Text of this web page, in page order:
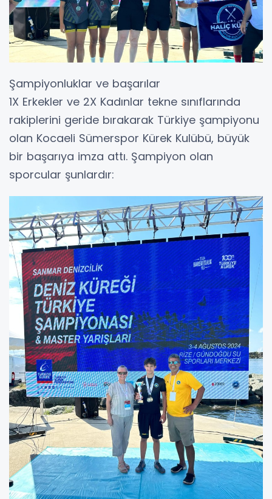
Şampiyonluklar ve başarılar
1X Erkekler ve 2X Kadınlar tekne sınıflarında
rakiplerini geride bırakarak Türkiye şampiyonu
olan Kocaeli Sümerspor Kürek Kulübü, büyük
bir başarıya imza attı. Şampiyon olan
sporcular şunlardır: